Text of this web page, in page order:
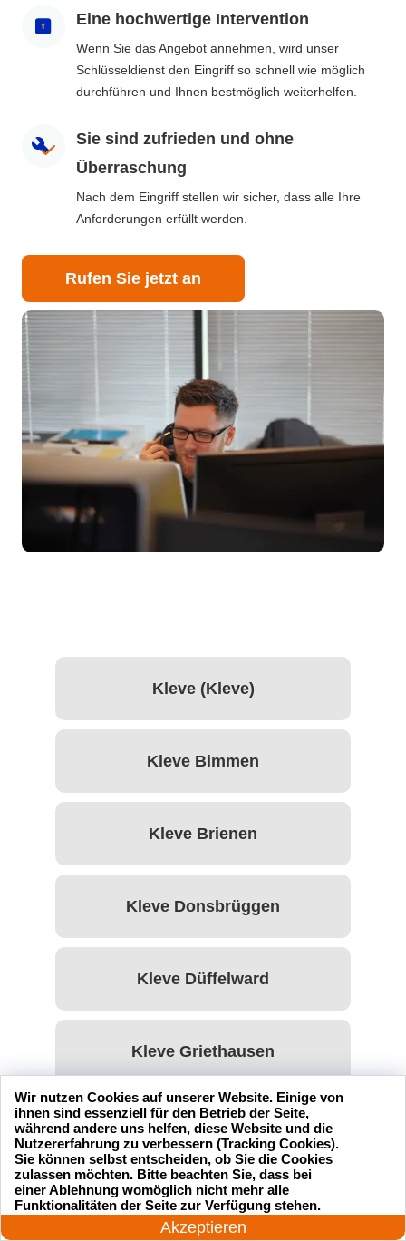
Eine hochwertige Intervention
Wenn Sie das Angebot annehmen, wird unser
Schlüsseldienst den Eingriff so schnell wie möglich
durchführen und Ihnen bestmöglich weiterhelfen.
Sie sind zufrieden und ohne
Überraschung
Nach dem Eingriff stellen wir sicher, dass alle Ihre
Anforderungen erfüllt werden.
Rufen Sie jetzt an
Kleve (Kleve)
Kleve Bimmen
Kleve Brienen
Kleve Donsbrüggen
Kleve Düffelward
Kleve Griethausen
Kleve Keeken
Kleve Kellen
24 Stunden am Tag
Akzeptieren
Wir nutzen Cookies auf unserer Website. Einige von
ihnen sind essenziell für den Betrieb der Seite,
während andere uns helfen, diese Website und die
Nutzererfahrung zu verbessern (Tracking Cookies).
Sie können selbst entscheiden, ob Sie die Cookies
zulassen möchten. Bitte beachten Sie, dass bei
einer Ablehnung womöglich nicht mehr alle
Funktionalitäten der Seite zur Verfügung stehen.